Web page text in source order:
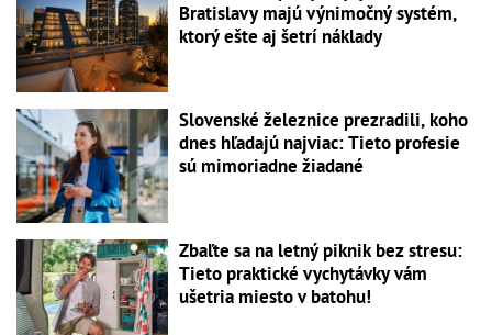
Bratislavy majú výnimočný systém,
ktorý ešte aj šetrí náklady
Slovenské železnice prezradili, koho
dnes hľadajú najviac: Tieto profesie
sú mimoriadne žiadané
Zbaľte sa na letný piknik bez stresu:
Tieto praktické vychytávky vám
ušetria miesto v batohu!